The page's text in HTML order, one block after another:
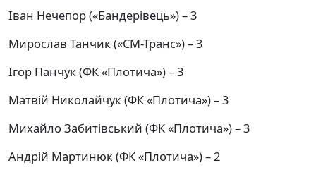
Іван Нечепор («Бандерівець») – 3
Мирослав Танчик («СМ-Транс») – 3
Ігор Панчук (ФК «Плотича») – 3
Матвій Николайчук (ФК «Плотича») – 3
Михайло Забитівський (ФК «Плотича») – 3
Андрій Мартинюк (ФК «Плотича») – 2